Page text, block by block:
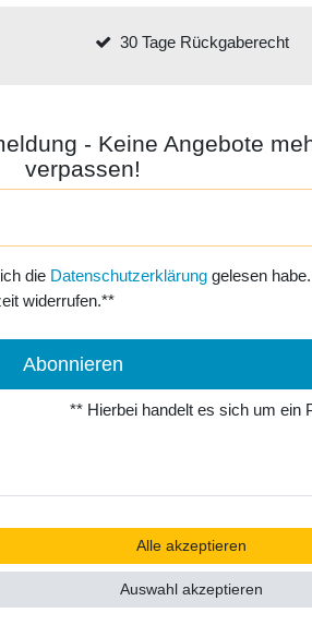
30 Tage Rückgaberecht
- Keine Angebote
verpassen!
die Daten­schutz­erklärunggelesen
widerrufen.**
Abonnieren
** Hierbei handelt es sich um ein
Alle akzeptieren
Auswahl akzeptieren